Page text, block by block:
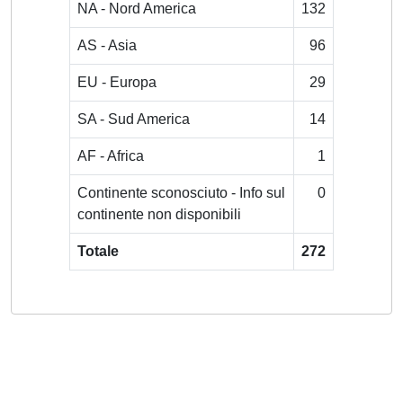
NA - Nord America 132
AS - Asia 96
EU - Europa 29
SA - Sud America 14
AF - Africa 1
Continente sconosciuto - Info sul
continente non disponibili
0
Totale 272